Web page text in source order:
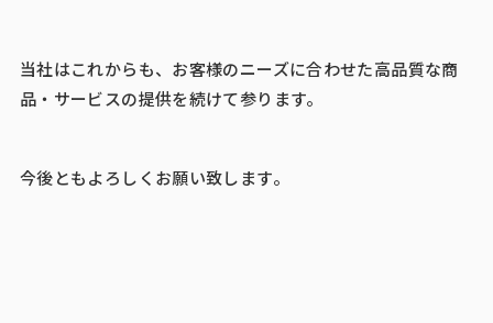
当社はこれからも、お客様のニーズに合わせた高品質な商
品・サービスの提供を続けて参ります。
今後ともよろしくお願い致します。